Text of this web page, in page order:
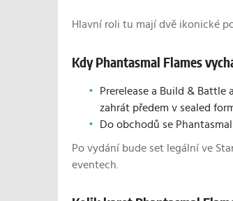
Hlavní roli tu mají dvě ikonické
Kdy Phantasmal Flames
Prerelease a Build &
zahrát předem v sealed
Do obchodů se
Po vydání bude set legální ve
eventech.